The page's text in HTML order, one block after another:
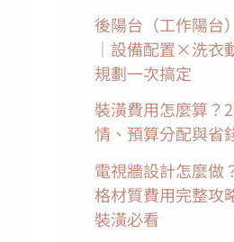
後陽台（工作陽台
｜設備配置×洗衣
規劃一次搞定
裝潢費用怎麼算？
情、預算分配與省
電視牆設計怎麼做
格材質費用完整攻
裝潢必看